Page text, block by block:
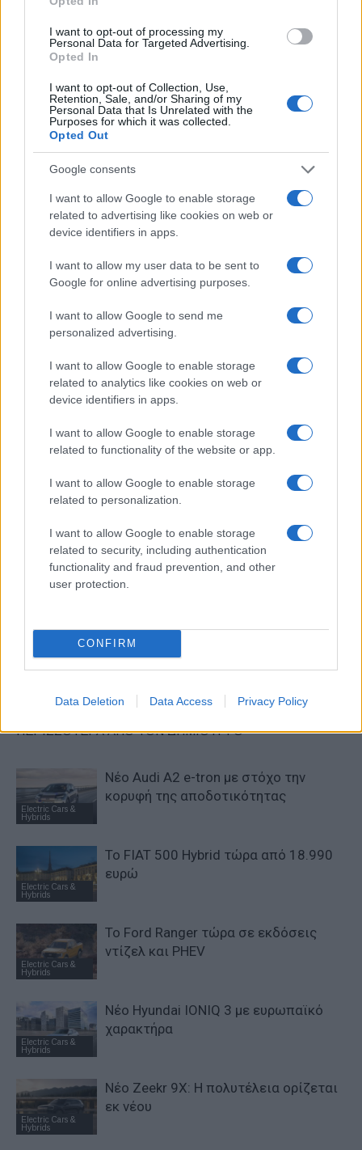
I want to opt-out of processing my
Personal Data for Targeted Advertising.
Opted In
I want to opt-out of Collection, Use,
Retention, Sale, and/or Sharing of my
Personal Data that Is Unrelated with the
Purposes for which it was collected.
Opted Out
Google consents
I want to allow Google to enable storage
related to advertising like cookies on web or
device identifiers in apps.
I want to allow my user data to be sent to
Google for online advertising purposes.
I want to allow Google to send me
personalized advertising.
I want to allow Google to enable storage
related to analytics like cookies on web or
device identifiers in apps.
I want to allow Google to enable storage
related to functionality of the website or app.
I want to allow Google to enable storage
related to personalization.
I want to allow Google to enable storage
related to security, including authentication
functionality and fraud prevention, and other
user protection.
CONFIRM
Data Deletion Data Access Privacy Policy
συνεχίζουν μαζί: Ανανέωση
της συνεργασίας τους μέχρι
το 2028
18η συνεχόμενη χρονιά για τον ΟΤΕ στη διεθνή σειρά
δεικτών FTSE4Good
Alpha Bank: Για πρώτη φορά το Αρχαίο Θέατρο Επιδαύρου
άνοιξε τις πύλες του σε όλους
Προηγούμενο άρθρο
Η PEUGEOT γιορτάζει 100
του LE MANS
επιδόσεις supercar
ΠΑΡΟΜΟΙΑ ΑΡΘΡΑ
ΠΕΡΙΣΣΟΤΕΡΑ ΑΠΟ ΤΟΝ ΔΗΜΙΟΥΡΓΟ
Electric Cars &
Hybrids
Νέο Audi A2 e-tron με στόχο την
κορυφή της αποδοτικότητας
Electric Cars &
Hybrids
Το FIAT 500 Hybrid τώρα από 18.990
ευρώ
Electric Cars &
Hybrids
Το Ford Ranger τώρα σε εκδόσεις
ντίζελ και PHEV
Electric Cars &
Hybrids
Νέο Hyundai IONIQ 3 με ευρωπαϊκό
χαρακτήρα
Electric Cars &
Hybrids
Νέο Zeekr 9X: Η πολυτέλεια ορίζεται
εκ νέου